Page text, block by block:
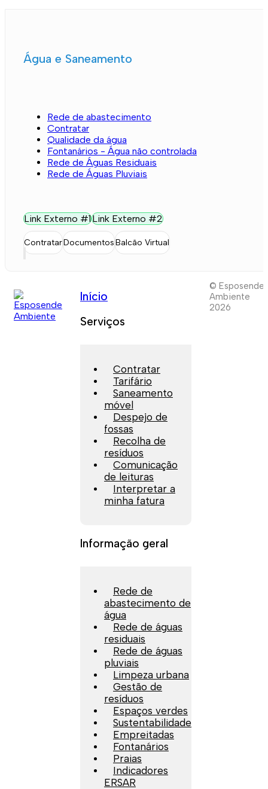
Água e Saneamento
Rede de abastecimento
Contratar
Qualidade da água
Fontanários - Água não controlada
Rede de Águas Residuais
Rede de Águas Pluviais
Link Externo #1Link Externo #2
ContratarDocumentosBalcão Virtual
Início
Serviços
Contratar
Tarifário
Saneamento
móvel
Despejo de
fossas
Recolha de
resíduos
Comunicação
de leituras
Interpretar a
minha fatura
Informação geral
Rede de
abastecimento de
água
Rede de águas
residuais
Rede de águas
pluviais
Limpeza urbana
Gestão de
resíduos
Espaços verdes
Sustentabilidade
Empreitadas
Fontanários
Praias
Indicadores
ERSAR
© Esposende
Ambiente
2026